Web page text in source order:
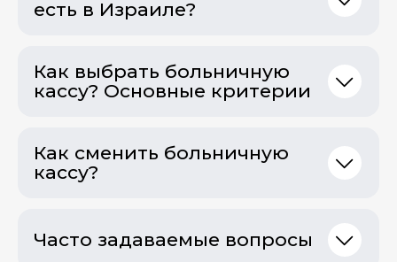
есть в Израиле?
Как выбрать больничную
кассу? Основные критерии
Как сменить больничную
кассу?
Часто задаваемые вопросы